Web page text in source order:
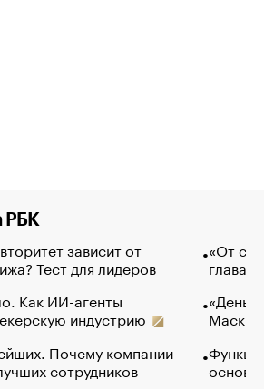
РБК
зависит от
Тест для лидеров
Как ИИ-агенты
индустрию
Почему компании
сотрудников
«От
глава
Маск в
основ